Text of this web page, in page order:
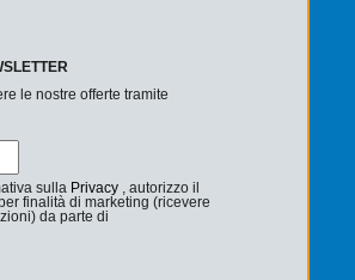
le nostre offerte tramite
sulla Privacy , autorizzo il
finalità di marketing (ricevere
da parte di